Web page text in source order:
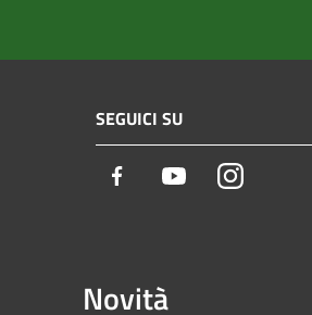
SEGUICI SU
Facebook YoutubeInstagram
Novità